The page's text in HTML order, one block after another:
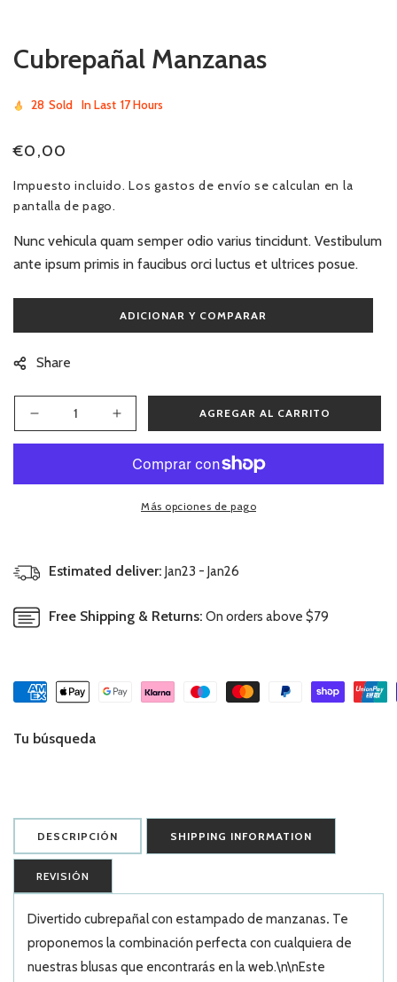
Cubrepañal Manzanas
28 Sold In Last 17 Hours
Precio
€0,00
Impuesto incluido. Losgastos de envío se calculan en la
pantalla de pago.
Nunc vehicula quam semper odio varius tincidunt. Vestibulum
ante ipsum primis in faucibus orci luctus et ultrices posue.
Share
Reducir
cantidad
Aumentar
cantidad
para
Cubrepañal
AGREGAR AL CARRITO
Más opciones de pago
Estimated deliver: Jan23 - Jan26
Free Shipping & Returns: On orders above $79
Tu búsqueda
DESCRIPCIÓN SHIPPING INFORMATION
REVISIÓN
Divertido cubrepañal con estampado de manzanas. Te
proponemos la combinación perfecta con cualquiera de
nuestras blusas que encontrarás en la web.\n\nEste